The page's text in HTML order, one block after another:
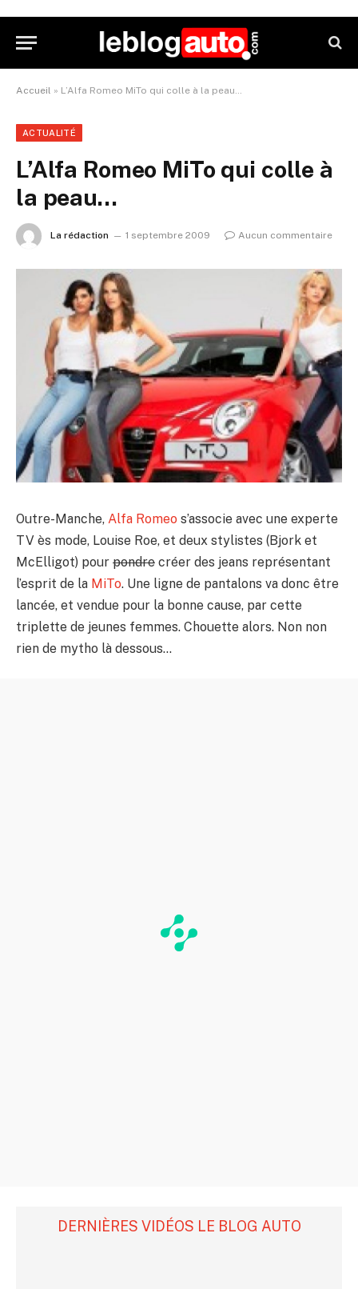
Accueil » L’Alfa Romeo MiTo qui colle à la peau…
ACTUALITÉ
L’Alfa Romeo MiTo qui colle à
la peau…
La rédaction 1 septembre 2009 Aucun commentaire
Outre-Manche, Alfa Romeo s’associe avec une experte
TV ès mode, Louise Roe, et deux stylistes (Bjork et
McElligot) pour pondre créer des jeans représentant
l’esprit de la MiTo. Une ligne de pantalons va donc être
lancée, et vendue pour la bonne cause, par cette
triplette de jeunes femmes. Chouette alors. Non non
rien de mytho là dessous…
DERNIÈRES VIDÉOS LE BLOG AUTO